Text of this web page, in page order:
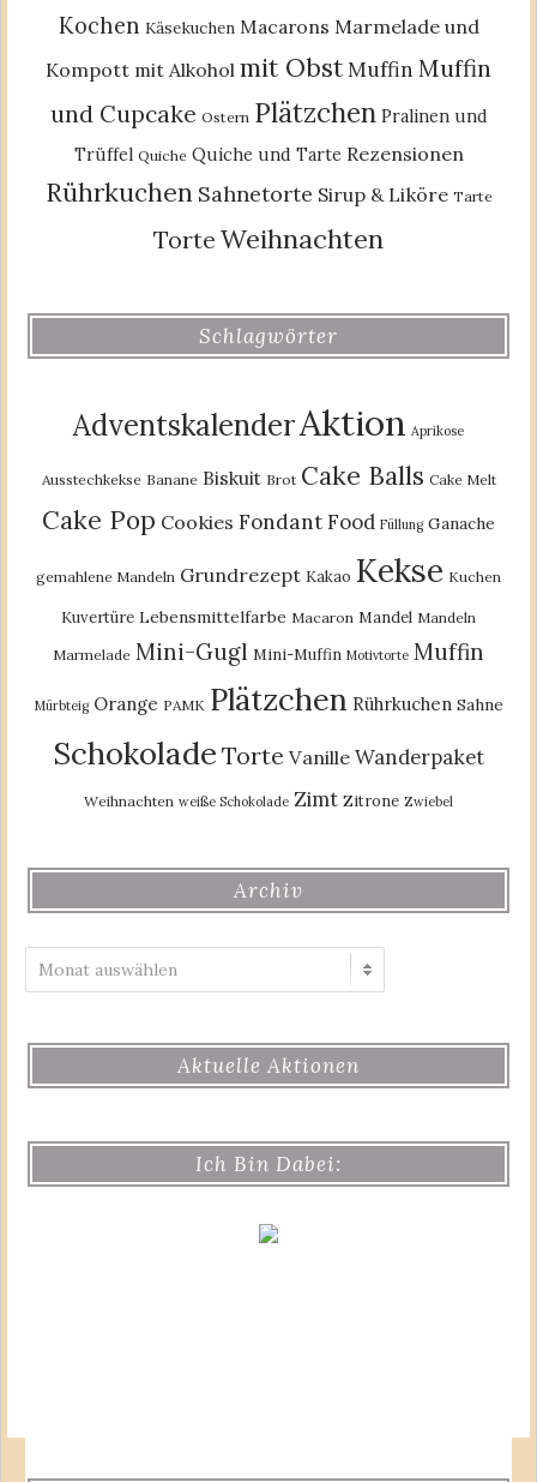
Kochen Käsekuchen Macarons Marmelade und
Kompott mit Alkohol mit ObstMuffin Muffin
und Cupcake Ostern Plätzchen Pralinen und
Trüffel Quiche Quiche und Tarte Rezensionen
Rührkuchen Sahnetorte Sirup & Liköre Tarte
Torte Weihnachten
Schlagwörter
AdventskalenderAktion Aprikose
Ausstechkekse Banane Biskuit Brot Cake Balls Cake Melt
Cake Pop Cookies Fondant Food Füllung Ganache
gemahlene Mandeln Grundrezept Kakao Kekse Kuchen
Kuvertüre Lebensmittelfarbe Macaron Mandel Mandeln
Marmelade Mini-Gugl Mini-Muffin Motivtorte Muffin
Mürbteig Orange PAMK Plätzchen Rührkuchen Sahne
Schokolade Torte Vanille Wanderpaket
Weihnachten weiße Schokolade Zimt Zitrone Zwiebel
Archiv
Aktuelle Aktionen
Ich Bin Dabei: